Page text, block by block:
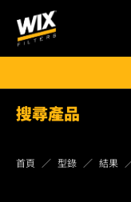
搜尋產品
首頁 型錄 結果